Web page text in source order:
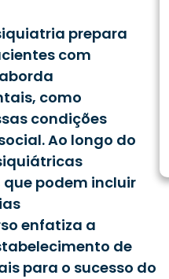
prepara
com
como
condições
Ao longo do
podem incluir
enfatiza a
de
para o sucesso do